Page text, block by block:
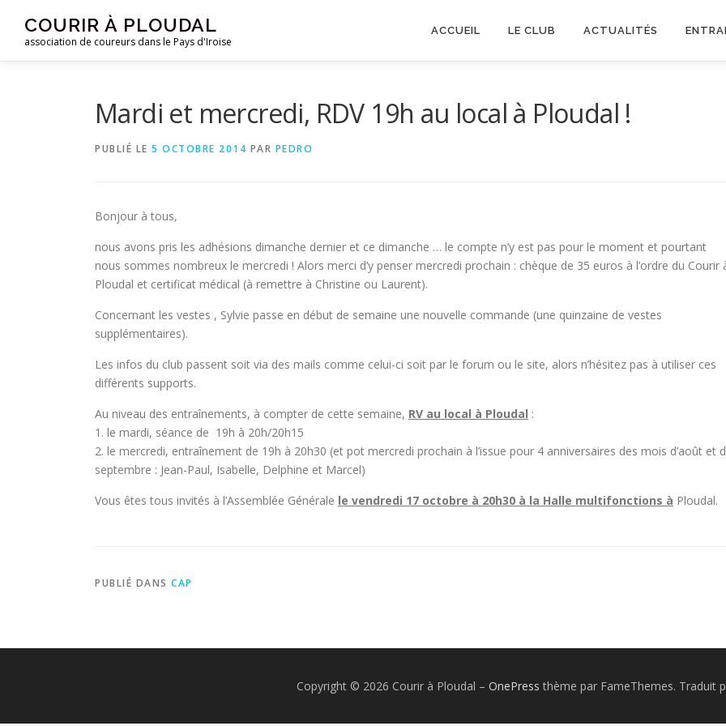
contenu
COURIR À PLOUDAL
association de coureurs dans le Pays d'Iroise
ACCUEIL LE CLUB ACTUALITÉS
Mardi et mercredi, RDV 19h au local à Ploudal !
PUBLIÉ LE 5 OCTOBRE 2014 PAR PEDRO
Bonjour à tous,
nous avons pris les adhésions dimanche dernier et ce dimanche … le compte n’y est pas pour le moment et pourtant
nous sommes nombreux le mercredi ! Alors merci d’y penser mercredi prochain : chèque de 35 euros à l’ordre du Courir
Ploudal et certificat médical (à remettre à Christine ou Laurent).
Concernant les vestes , Sylvie passe en début de semaine une nouvelle commande (une quinzaine de vestes
supplémentaires).
Les infos du club passent soit via des mails comme celui-ci soit par le forum ou le site, alors n’hésitez pas à utiliser ces
différents supports.
Au niveau des entraînements, à compter de cette semaine, RV au local à Ploudal :
1. le mardi, séance de 19h à 20h/20h15
2. le mercredi, entraînement de 19h à 20h30 (et pot mercredi prochain à l’issue pour 4 anniversaires des mois d’août et
septembre : Jean-Paul, Isabelle, Delphine et Marcel)
Vous êtes tous invités à l’Assemblée Générale le vendredi 17 octobre à 20h30 à la Halle multifonctions à Ploudal.
PUBLIÉ DANS CAP
Copyright © 2026 Courir à Ploudal – OnePress thème par FameThemes. Traduit